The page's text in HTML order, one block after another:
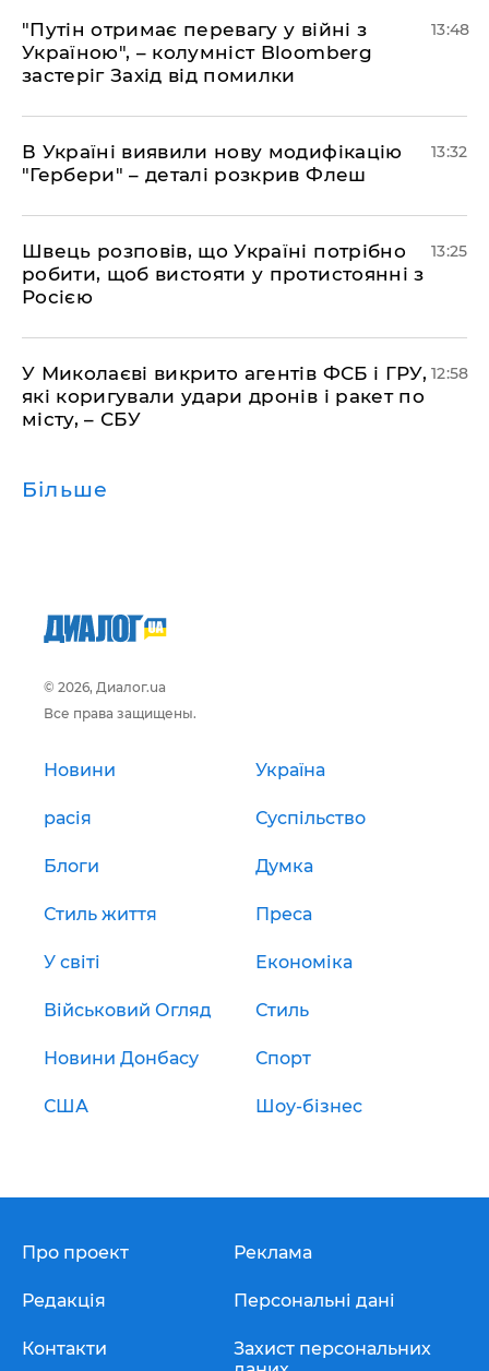
"Путін отримає перевагу у війні з
Україною", – колумніст Bloomberg
застеріг Захід від помилки
13:48
В Україні виявили нову модифікацію
"Гербери" – деталі розкрив Флеш
13:32
Швець розповів, що Україні потрібно
робити, щоб вистояти у протистоянні з
Росією
13:25
У Миколаєві викрито агентів ФСБ і ГРУ,
які коригували удари дронів і ракет по
місту, – СБУ
12:58
Більше
© 2026, Диалог.ua
Все права защищены.
Новини Україна
расія Суспільство
Блоги Думка
Стиль життя Преса
У світі Економіка
Військовий Огляд Стиль
Новини Донбасу Спорт
США Шоу-бізнес
Про проект
Редакція
Контакти
Реклама
Персональні дані
Захист персональних